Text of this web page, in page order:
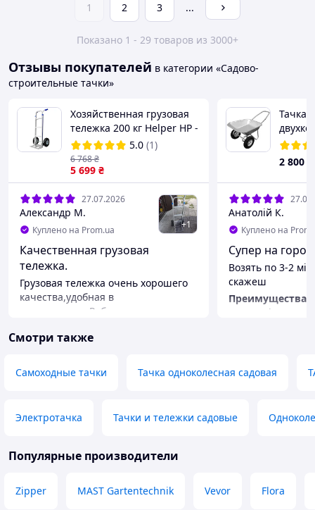
1 2 3 ...
Показано 1 - 29 товаров из 3000+
Отзывы покупателей в категории «Садово-
строительные тачки»
Хозяйственная грузовая
тележка 200 кг Helper HP -
1206 двухколесная
складская тачка грузовая
тачка на колесах
5.0 (1)
5 699 ₴
6 768₴
27.07.2026
Александр М.
Куплено на Prom.ua +1
Качественная грузовая
тележка.
Грузовая тележка очень хорошего
качества,удобная в
эксплуатации.Работы по
производиться быстре и легче.
Высокое ачество изготовления .
Тачка
(FORTE)
2 800
Анатолій К.
Куплено на
Супер на
Возять по 3-2
скажеш
Преимущества
Можливість
Смотри также
Самоходные тачки Тачка одноколесная садовая
Электротачка Тачки и тележки садовые
Популярные производители
Zipper MAST Gartentechnik Vevor Flora